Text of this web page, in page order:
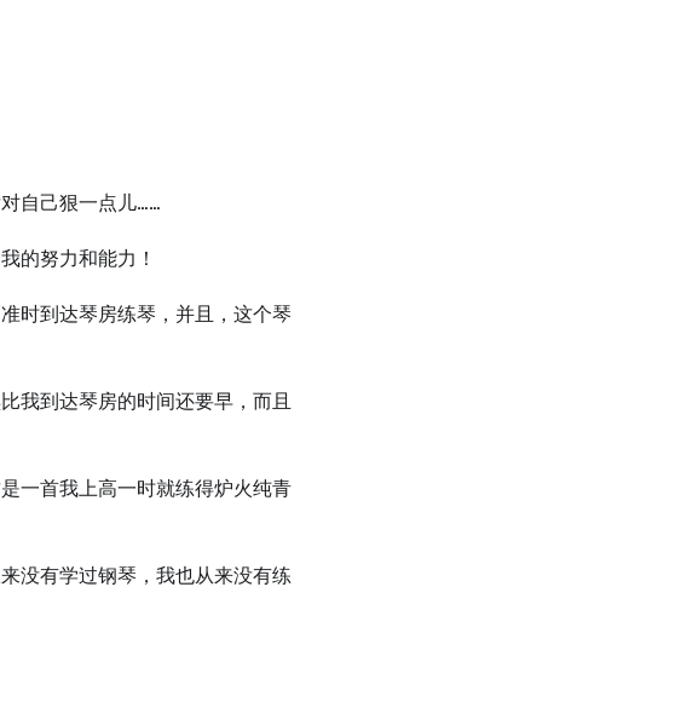
自己狠一点儿……
的努力和能力！
时到达琴房练琴，并且，这个琴
我到达琴房的时间还要早，而且
一首我上高一时就练得炉火纯青
没有学过钢琴，我也从来没有练